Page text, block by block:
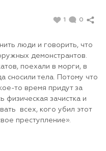
1 0
люди и говорить, что
демонстрантов.
поехали в морги, в
сносили тела. Потому что
то время придут за
физическая зачистка и
всех, кого убил этот
преступление».